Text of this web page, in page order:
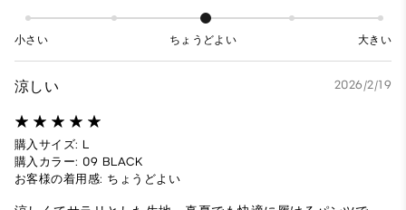
小さい ちょうどよい 大きい
涼しい 2026/2/19
購入サイズ: L
購入カラー: 09 BLACK
お客様の着用感: ちょうどよい